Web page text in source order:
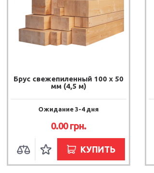
Брус свежепиленный 100 х 50
мм (4,5 м)
Ожидание 3-4 дня
0.00 грн.
КУПИТЬ